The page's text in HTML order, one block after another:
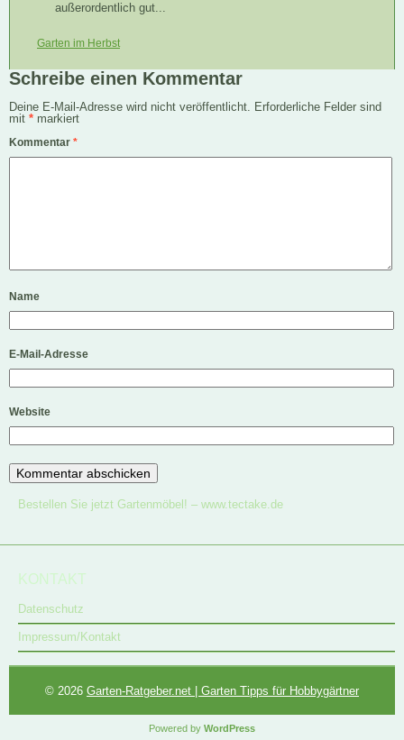
außerordentlich gut...
Garten im Herbst
Schreibe einen Kommentar
Deine E-Mail-Adresse wird nicht veröffentlicht. Erforderliche Felder sind
mit * markiert
Kommentar *
Name
E-Mail-Adresse
Website
Bestellen Sie jetzt Gartenmöbel! – www.tectake.de
KONTAKT
Datenschutz
Impressum/Kontakt
© 2026 Garten-Ratgeber.net | Garten Tipps für Hobbygärtner
Powered by WordPress